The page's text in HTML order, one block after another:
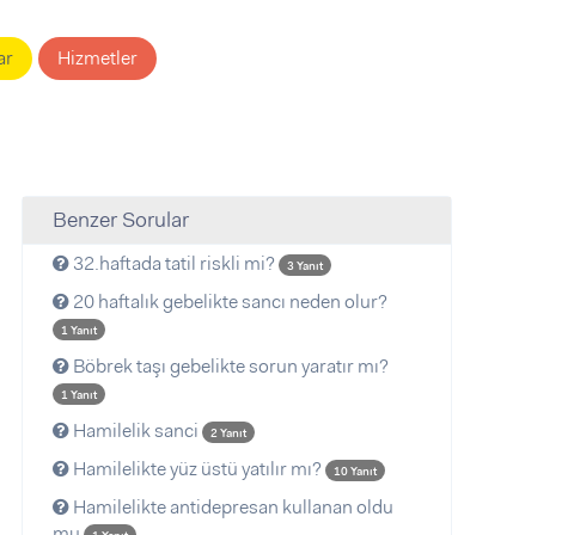
Hizmetler
Benzer Sorular
32.haftada tatil riskli mi? 3 Yanıt
20 haftalık gebelikte sancı neden olur?
1 Yanıt
Böbrek taşı gebelikte sorun yaratır mı?
1 Yanıt
Hamilelik sanci 2 Yanıt
Hamilelikte yüz üstü yatılır mı? 10 Yanıt
Hamilelikte antidepresan kullanan oldu